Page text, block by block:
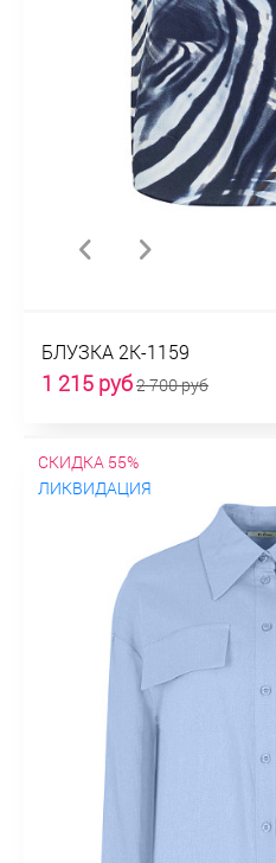
БЛУЗКА 2К-1159
1 215 руб2 700 руб
СКИДКА 55%
ЛИКВИДАЦИЯ